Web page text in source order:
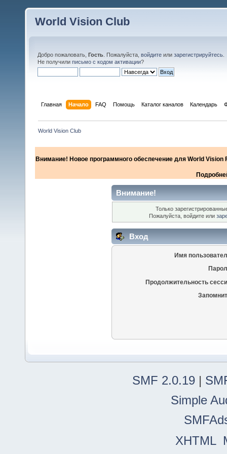
World Vision Club
Добро пожаловать, Гость . Пожалуйста, войдите или зарегистрируйтесь
Не получили письмо с кодом активации?
Главная Начало FAQ Помощь Каталог каналов Календарь
World Vision Club
Внимание! Новое программного обеспечение для World
Внимание!
Только
Пожалуйста, войдите или
Вход
Имя
Продолжительность
SMF 2.0.19 |
Simple
XHTML